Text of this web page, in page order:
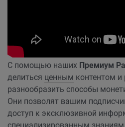
С помощью наших Премиум
делиться ценным контентом и
разнообразить способы
Они позволят вашим
доступ к эксклюзивной